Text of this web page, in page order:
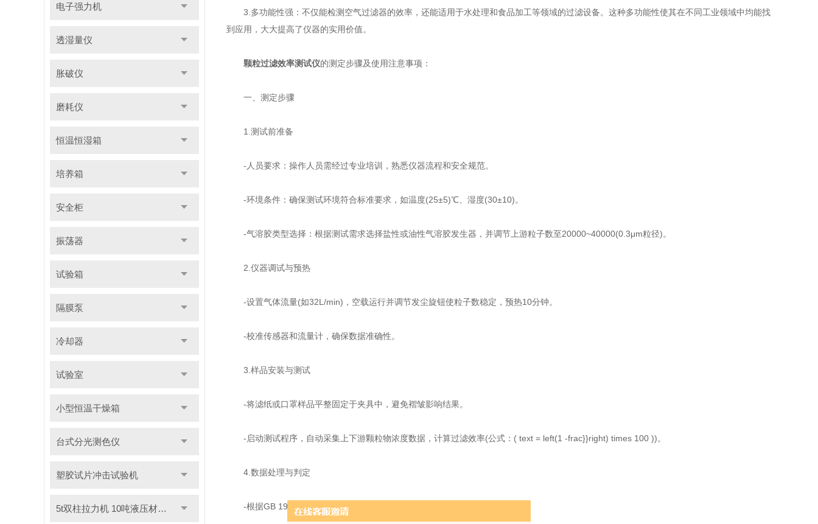
电子强力机
透湿量仪
胀破仪
磨耗仪
恒温恒湿箱
培养箱
安全柜
振荡器
试验箱
隔膜泵
冷却器
试验室
小型恒温干燥箱
台式分光测色仪
塑胶试片冲击试验机
5t双柱拉力机 10吨液压材料拉力试验机
3.多功能性强：不仅能检测空气过滤器的效率，还能适用于水处理和食品加工等领域的过滤设备。这种多功能性使其在不同工业领域中均能找
到应用，大大提高了仪器的实用价值。
颗粒过滤效率测试仪的测定步骤及使用注意事项：
一、测定步骤
1.测试前准备
-人员要求：操作人员需经过专业培训，熟悉仪器流程和安全规范。
-环境条件：确保测试环境符合标准要求，如温度(25±5)℃、湿度(30±10)。
-气溶胶类型选择：根据测试需求选择盐性或油性气溶胶发生器，并调节上游粒子数至20000~40000(0.3μm粒径)。
2.仪器调试与预热
-设置气体流量(如32L/min)，空载运行并调节发尘旋钮使粒子数稳定，预热10分钟。
-校准传感器和流量计，确保数据准确性。
3.样品安装与测试
-将滤纸或口罩样品平整固定于夹具中，避免褶皱影响结果。
-启动测试程序，自动采集上下游颗粒物浓度数据，计算过滤效率(公式：( text = left(1 -frac}}right) times 100 ))。
4.数据处理与判定
-根据GB 19083、YY 0469等标准判断结果是否达标(如一级≥95)。